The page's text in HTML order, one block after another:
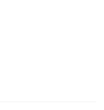
버지의 국밥』은 우리 아버
버지 등 가까운 가족을 통해,
주고 있습니다. 가까운 가
게 느껴질 수 있는 것입니다.
일 년에 한 번씩 돌아오는
한 그릇만 올리고 제사상을
갈까? 그 속에는 어떤 사연
이 6·25 전쟁을 겪어 내고